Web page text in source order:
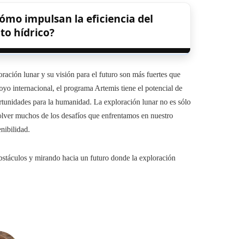
impulsan la eficiencia del
hídrico?
lunar y su visión para el futuro son más fuertes que
internacional, el programa Artemis tiene el potencial de
para la humanidad. La exploración lunar no es sólo
muchos de los desafíos que enfrentamos en nuestro
y mirando hacia un futuro donde la exploración